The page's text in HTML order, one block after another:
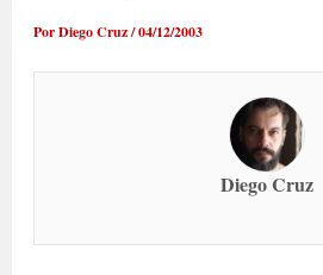
PorDiego Cruz/04/12/2003
Diego Cruz